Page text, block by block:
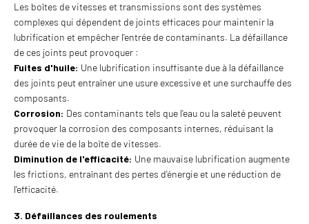
Les boîtes de vitesses et transmissions sont des systèmes
complexes qui dépendent de joints efficaces pour maintenir la
lubrification et empêcher l'entrée de contaminants. La défaillance
de ces joints peut provoquer :
Fuites d'huile: Une lubrification insuffisante due à la défaillance
des joints peut entraîner une usure excessive et une surchauffe des
composants.
Corrosion: Des contaminants tels que l'eau ou la saleté peuvent
provoquer la corrosion des composants internes, réduisant la
durée de vie de la boîte de vitesses.
Diminution de l'efficacité: Une mauvaise lubrification augmente
les frictions, entraînant des pertes d'énergie et une réduction de
l'efficacité.
3. Défaillances des roulements